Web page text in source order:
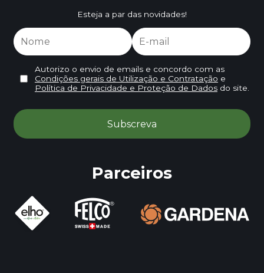
Esteja a par das novidades!
Autorizo o envio de emails e concordo com as
Condições gerais de Utilização e Contratação e
Política de Privacidade e Proteção de Dadosdo site.
Parceiros